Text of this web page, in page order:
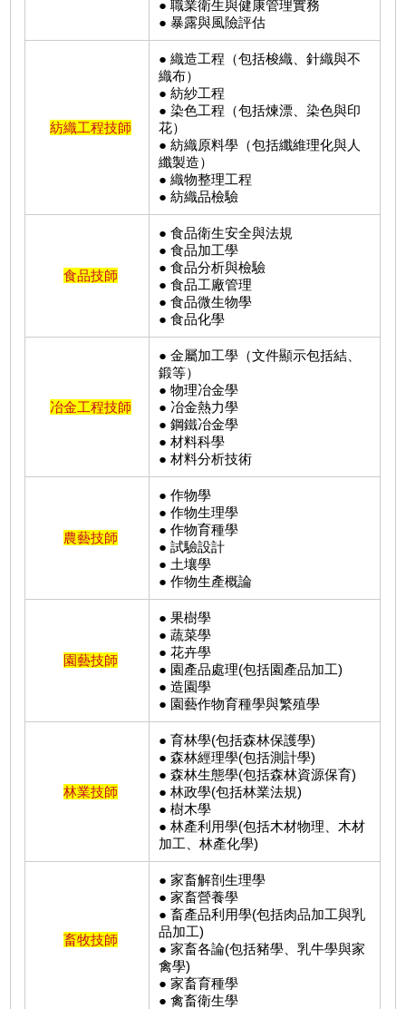
● 職業衛生與健康管理實務
● 暴露與風險評估
紡織工程技師
● 織造工程（包括梭織、針織與不
織布）
● 紡紗工程
● 染色工程（包括煉漂、染色與印
花）
● 紡織原料學（包括纖維理化與人
纖製造）
● 織物整理工程
● 紡織品檢驗
食品技師
● 食品衛生安全與法規
● 食品加工學
● 食品分析與檢驗
● 食品工廠管理
● 食品微生物學
● 食品化學
冶金工程技師
● 金屬加工學（文件顯示包括結、
鍛等）
● 物理冶金學
● 冶金熱力學
● 鋼鐵冶金學
● 材料科學
● 材料分析技術
農藝技師
● 作物學
● 作物生理學
● 作物育種學
● 試驗設計
● 土壤學
● 作物生產概論
園藝技師
● 果樹學
● 蔬菜學
● 花卉學
● 園產品處理(包括園產品加工)
● 造園學
● 園藝作物育種學與繁殖學
林業技師
● 育林學(包括森林保護學)
● 森林經理學(包括測計學)
● 森林生態學(包括森林資源保育)
● 林政學(包括林業法規)
● 樹木學
● 林產利用學(包括木材物理、木材
加工、林產化學)
畜牧技師
● 家畜解剖生理學
● 家畜營養學
● 畜產品利用學(包括肉品加工與乳
品加工)
● 家畜各論(包括豬學、乳牛學與家
禽學)
● 家畜育種學
● 禽畜衛生學